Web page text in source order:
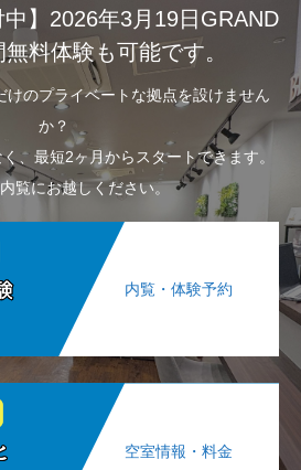
中】2026年3月19日GRAND
料体験も可能です。
けのプライベートな拠点を設けません
か？
、最短2ヶ月からスタートできます。
覧にお越しください。
内覧・体験予約
空室情報・料金